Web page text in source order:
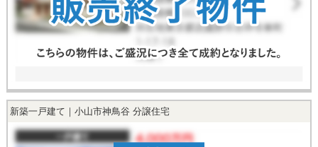
新築一戸建て｜小山市神鳥谷 分譲住宅